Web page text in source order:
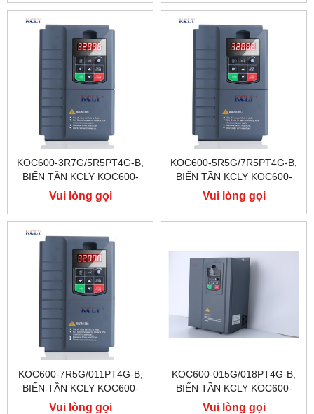
KOC600-3R7G/5R5PT4G-B,
BIẾN TẦN KCLY KOC600-
3R7G/5R5PT4G-B
Vui lòng gọi
KOC600-5R5G/7R5PT4G-B,
BIẾN TẦN KCLY KOC600-
5R5G/7R5PT4G-B
Vui lòng gọi
KOC600-7R5G/011PT4G-B,
BIẾN TẦN KCLY KOC600-
7R5G/011PT4G-B
Vui lòng gọi
KOC600-015G/018PT4G-B,
BIẾN TẦN KCLY KOC600-
015G/018PT4G-B
Vui lòng gọi